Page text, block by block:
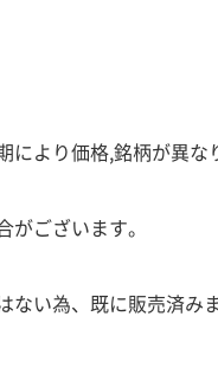
により価格,銘柄が異な
がございます。
ない為、既に販売済み